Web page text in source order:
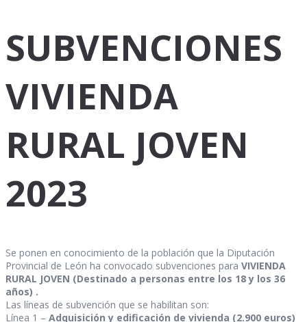
SUBVENCIONES
VIVIENDA
RURAL JOVEN
2023
Se ponen en conocimiento de la población que la Diputación
Provincial de León ha convocado subvenciones para VIVIENDA
RURAL JOVEN (Destinado a personas entre los 18 y los 36
años) .
Las líneas de subvención que se habilitan son:
Línea 1 – Adquisición y edificación de vivienda (2.900 euros)